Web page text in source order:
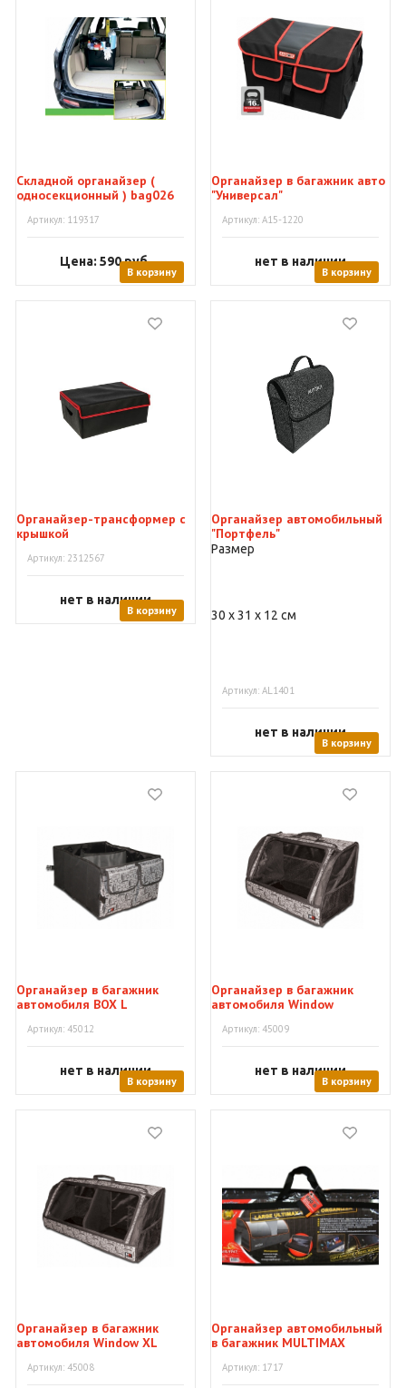
Складной органайзер (
односекционный ) bag026
Артикул: 119317
Цена: 590руб.
В корзину
Органайзер в багажник авто
"Универсал"
Артикул: А15-1220
нет в наличии
В корзину
Органайзер-трансформер с
крышкой
Артикул: 2312567
нет в наличии
В корзину
Органайзер автомобильный
"Портфель"
Размер
30 х 31 х 12 см
Артикул: AL1401
нет в наличии
В корзину
Органайзер в багажник
автомобиля BOX L
Артикул: 45012
нет в наличии
В корзину
Органайзер в багажник
автомобиля Window
Артикул: 45009
нет в наличии
В корзину
Органайзер в багажник
автомобиля Window XL
Артикул: 45008
Органайзер автомобильный
в багажник MULTIMAX
Артикул: 1717